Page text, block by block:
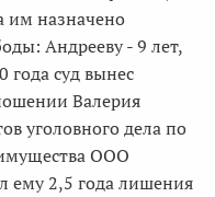
им назначено
Андрееву - 9 лет,
года суд вынес
Валерия
уголовного дела по
ООО
ему 2,5 года лишения